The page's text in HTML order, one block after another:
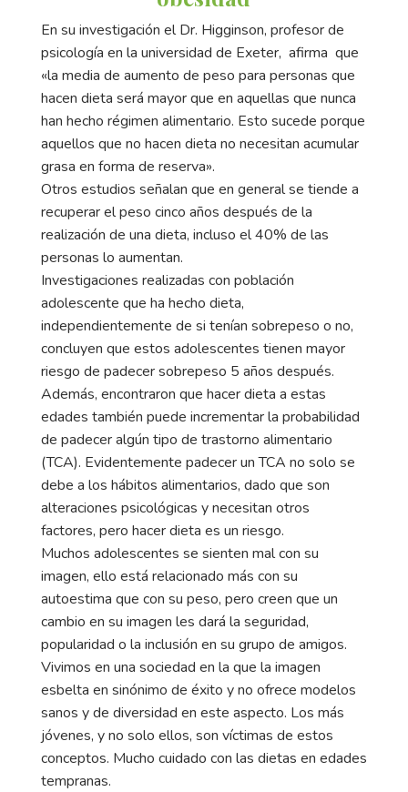
En su investigación el Dr. Higginson, profesor de
psicología en la universidad de Exeter, afirma que
«la media de aumento de peso para personas que
hacen dieta será mayor que en aquellas que nunca
han hecho régimen alimentario. Esto sucede porque
aquellos que no hacen dieta no necesitan acumular
grasa en forma de reserva».
Otros estudios señalan que en general se tiende a
recuperar el peso cinco años después de la
realización de una dieta, incluso el 40% de las
personas lo aumentan.
Investigaciones realizadas con población
adolescente que ha hecho dieta,
independientemente de si tenían sobrepeso o no,
concluyen que estos adolescentes tienen mayor
riesgo de padecer sobrepeso 5 años después.
Además, encontraron que hacer dieta a estas
edades también puede incrementar la probabilidad
de padecer algún tipo de trastorno alimentario
(TCA). Evidentemente padecer un TCA no solo se
debe a los hábitos alimentarios, dado que son
alteraciones psicológicas y necesitan otros
factores, pero hacer dieta es un riesgo.
Muchos adolescentes se sienten mal con su
imagen, ello está relacionado más con su
autoestima que con su peso, pero creen que un
cambio en su imagen les dará la seguridad,
popularidad o la inclusión en su grupo de amigos.
Vivimos en una sociedad en la que la imagen
esbelta en sinónimo de éxito y no ofrece modelos
sanos y de diversidad en este aspecto. Los más
jóvenes, y no solo ellos, son víctimas de estos
conceptos. Mucho cuidado con las dietas en edades
tempranas.